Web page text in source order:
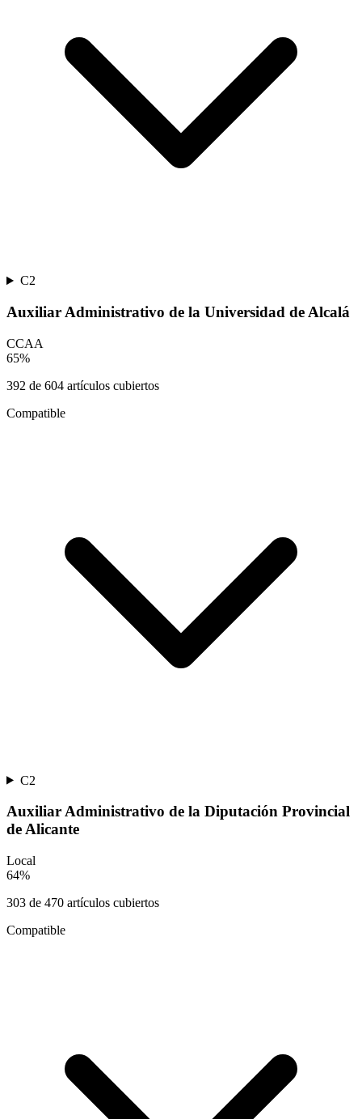
C2
Auxiliar Administrativo de la Universidad de Alcalá
CCAA
65%
392 de 604 artículos cubiertos
Compatible
C2
Auxiliar Administrativo de la Diputación Provincial
de Alicante
Local
64%
303 de 470 artículos cubiertos
Compatible